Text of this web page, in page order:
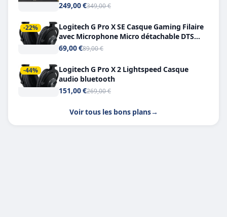
249,00 €349,00 €
-22%
Logitech G Pro X SE Casque Gaming Filaire
avec Microphone Micro détachable DTS
Headphone X 7.1
69,00 €89,00 €
-44%
Logitech G Pro X 2 Lightspeed Casque
audio bluetooth
151,00 €269,00 €
Voir tous les bons plans→